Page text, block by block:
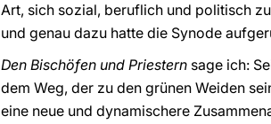
Art, sich sozial, beruflich und politisch
und genau dazu hatte die Synode
Den Bischöfen und Priestern sage ich:
dem Weg, der zu den grünen Weiden
eine neue und dynamischere